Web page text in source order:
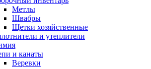
Метлы
Швабры
Щетки хозяйственные
и утеплители
и канаты
Веревки